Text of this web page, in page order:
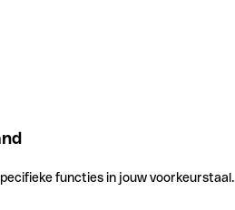
functies in jouw voorkeurstaal.